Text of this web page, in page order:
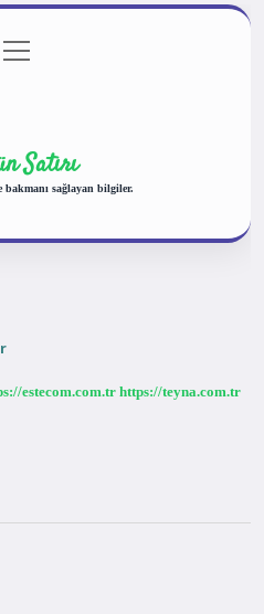
Politikası
menüyü
aç
Satırı
bakmanı sağlayan bilgiler.
estecom.com.tr https://teyna.com.tr